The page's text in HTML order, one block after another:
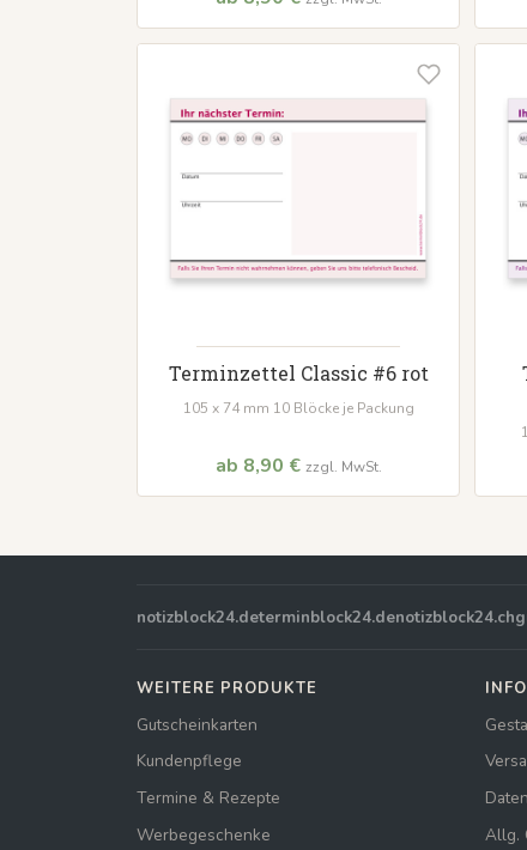
Terminzettel Classic #6 rot
105 x 74 mm 10 Blöcke je Packung
ab 8,90 € zzgl. MwSt.
notizblock24.determinblock24.denotizblock24.ch
WEITERE PRODUKTE
Gutscheinkarten
Kundenpflege
Termine & Rezepte
Werbegeschenke
Allg.